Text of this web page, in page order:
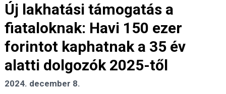
Új lakhatási támogatás a
fiataloknak: Havi 150 ezer
forintot kaphatnak a 35 év
alatti dolgozók 2025-től
2024. december 8.